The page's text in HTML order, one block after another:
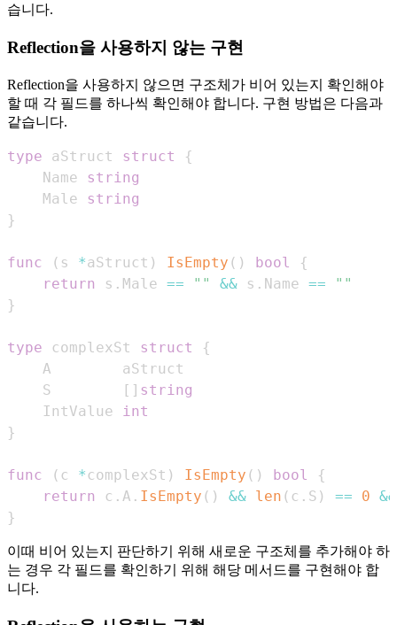
습니다.
Reflection을 사용하지 않는 구현
Reflection을 사용하지 않으면 구조체가 비어 있는지 확인해야
할 때 각 필드를 하나씩 확인해야 합니다. 구현 방법은 다음과
같습니다.
type aStruct struct
{
    Name
string
    Male
string
}
func ( s *aStruct ) IsEmpty ( ) bool
{
return
s . Male == "" && s . Name ==
""
}
type complexSt struct
{
    S
[ ] string
    IntValue
int
}
func ( c * complexSt ) IsEmpty ( ) bool
{
return
c . A . IsEmpty ( ) && len ( c . S ) == 0 &&
}
이때 비어 있는지 판단하기 위해 새로운 구조체를 추가해야 하
는 경우 각 필드를 확인하기 위해 해당 메서드를 구현해야 합
니다.